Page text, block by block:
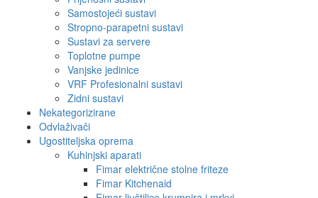
Samostojeći sustavi
Stropno-parapetni sustavi
Sustavi za servere
Toplotne pumpe
Vanjske jedinice
VRF Profesionalni sustavi
Zidni sustavi
Nekategorizirane
Odvlaživači
Ugostiteljska oprema
Kuhinjski aparati
Fimar električne stolne friteze
Fimar Kitchenaid